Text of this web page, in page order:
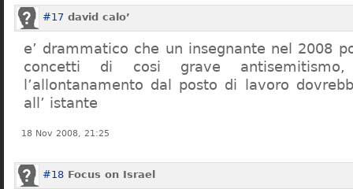
#17 david calo’
e’ drammatico che un insegnante nel 2008
concetti di cosi grave
l’allontanamento dal posto di lavoro
all’ istante
18 Nov 2008, 21:25
#18 Focus on Israel